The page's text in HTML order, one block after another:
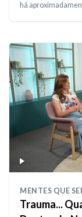
há
MENTES QUE
Trauma...